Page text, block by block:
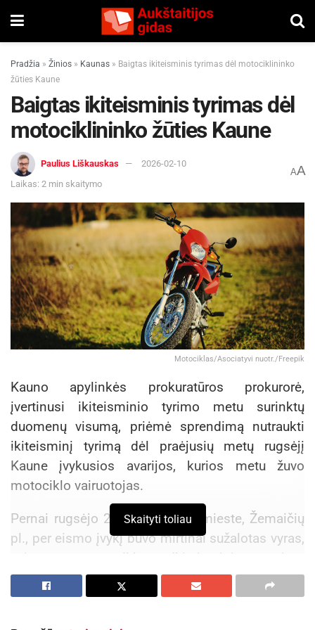
Pradžia » Žinios » Kaunas » Baigtas ikiteisminis tyrimas dėl motociklininko
žūties Kaune
Baigtas ikiteisminis tyrimas dėl
motociklininko žūties Kaune
Paulius Liškauskas
2026-02-10
Laikas: 2 min skaitymo
AA
Motociklas/Asociatyvi nuotr./Freepik
Kauno apylinkės prokuratūros prokurorė,
įvertinusi ikiteisminio tyrimo metu surinktų
duomenų visumą, priėmė sprendimą nutraukti
ikiteisminį tyrimą dėl praėjusių metų rugsėjį
Kaune įvykusios avarijos, kurios metu žuvo
motociklo vairuotojas.
Pernai rugsėjo 2 dieną, Kauno mieste, Žemaičių
pl., per eismo įvykį buvo mirtinai sužalotas vyras,
vairavęs motociklą. Ikiteisminio tyrimo
duomenimis, moters vairuojamas automobilis
„Audi Q5“, išvažiuodamas iš šalutinio kelio,
Skaityti toliau